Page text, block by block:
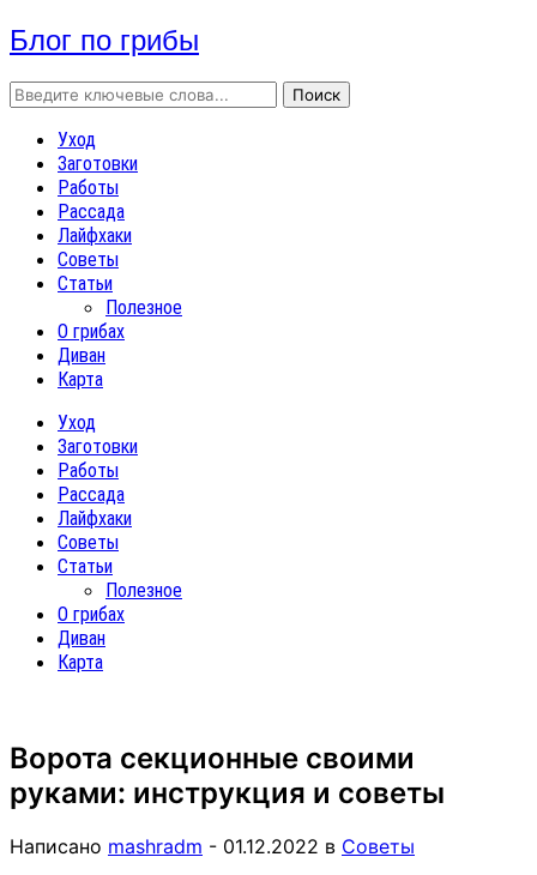
Блог по грибы
Уход
Заготовки
Работы
Рассада
Лайфхаки
Советы
Статьи
Полезное
О грибах
Диван
Карта
Уход
Заготовки
Работы
Рассада
Лайфхаки
Советы
Статьи
Полезное
О грибах
Диван
Карта
Ворота секционные своими
руками: инструкция и советы
Написано mashradm - 01.12.2022 в Советы